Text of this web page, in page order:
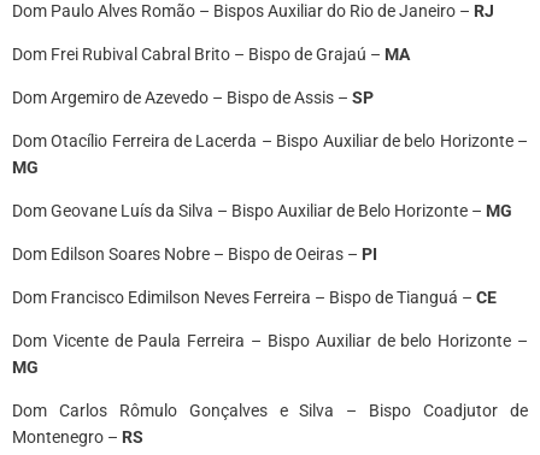
Dom Paulo Alves Romão – Bispos Auxiliar do Rio de Janeiro – RJ
Dom Frei Rubival Cabral Brito – Bispo de Grajaú – MA
Dom Argemiro de Azevedo – Bispo de Assis – SP
Dom Otacílio Ferreira de Lacerda – Bispo Auxiliar de belo Horizonte –
MG
Dom Geovane Luís da Silva – Bispo Auxiliar de Belo Horizonte – MG
Dom Edilson Soares Nobre – Bispo de Oeiras – PI
Dom Francisco Edimilson Neves Ferreira – Bispo de Tianguá – CE
Dom Vicente de Paula Ferreira – Bispo Auxiliar de belo Horizonte –
MG
Dom Carlos Rômulo Gonçalves e Silva – Bispo Coadjutor de
Montenegro – RS